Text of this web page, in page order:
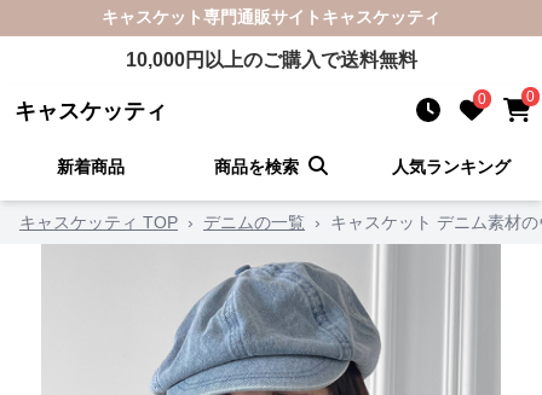
キャスケット専門通販サイト キャスケッティ
10,000円以上のご購入で送料無料
キャスケッティ 0 0
新着商品 商品を検索 人気ランキング
キャスケッティ TOP › デニムの一覧 › キャスケット デニム素材